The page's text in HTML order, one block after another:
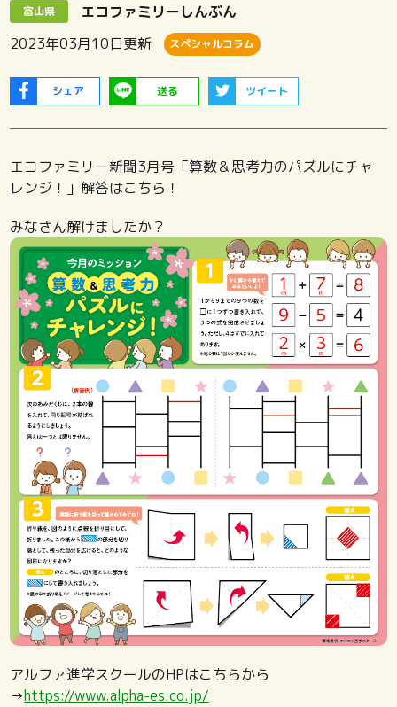
富山県
エコファミリーしんぶん
2023年03月10日更新 スペシャルコラム
シェア 送る ツイート
エコファミリー新聞3月号「算数＆思考力のパズルにチャ
レンジ！」解答はこちら！
みなさん解けましたか？
アルファ進学スクールのHPはこちらから
→https://www.alpha-es.co.jp/